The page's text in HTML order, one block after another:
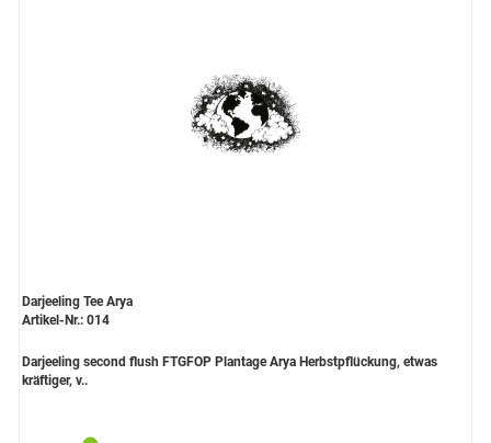
Darjeeling Tee Arya
Artikel-Nr.: 014
Darjeeling second flush FTGFOP Plantage Arya Herbstpflückung, etwas
kräftiger, v..